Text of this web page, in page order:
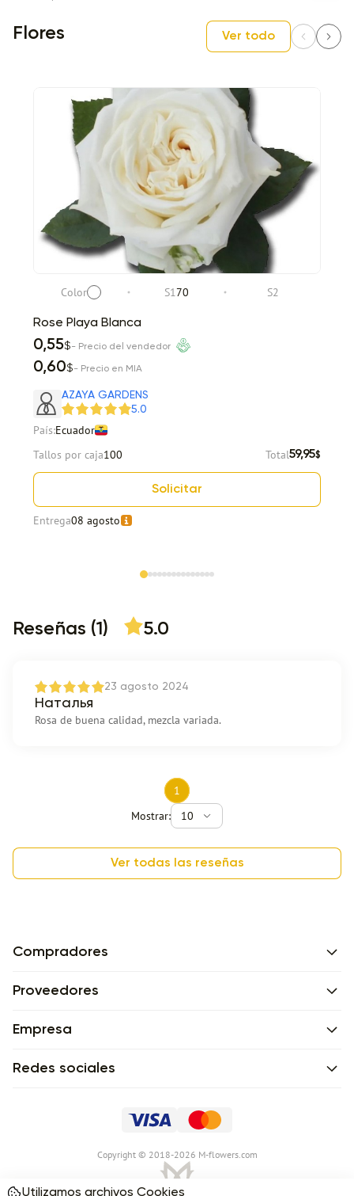
Flores Ver todo
Color S170 S2
Rose Playa Blanca
0,55$- Precio del vendedor
0,60$- Precio en MIA
AZAYA GARDENS
5.0
País:Ecuador
Tallos por caja100 Total59,95$
Solicitar
Entrega08 agosto
Reseñas (1) 5.0
23 agosto 2024
Наталья
Rosa de buena calidad, mezcla variada.
1
Mostrar:
10
Ver todas las reseñas
Compradores
Proveedores
Empresa
Redes sociales
Сopyright © 2018-2026 M-flowers.com
Utilizamos archivos Cookies